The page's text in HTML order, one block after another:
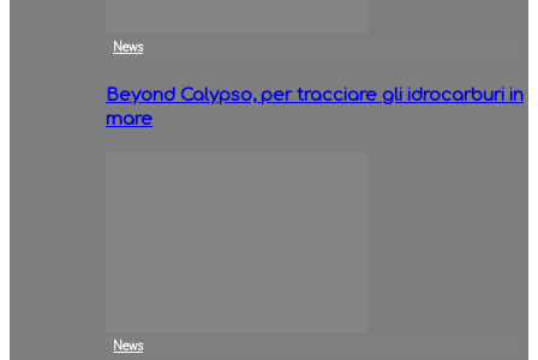
News
Beyond Calypso, per tracciare gli idrocarburi in
mare
News